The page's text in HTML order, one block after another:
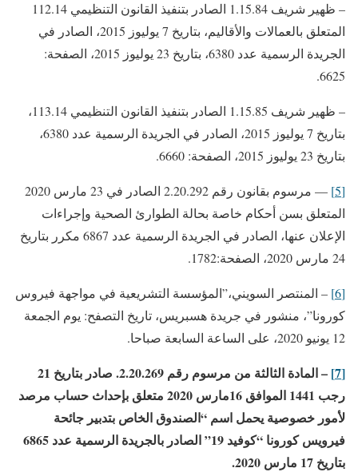
– ظهير شريف 1.15.84 الصادر بتنفيذ القانون التنظيمي 112.14
المتعلق بالعمالات والأقاليم، بتاريخ 7 يوليوز 2015، الصادر في
الجريدة الرسمية عدد 6380، بتاريخ 23 يوليوز 2015، الصفحة:
6625.
– ظهير شريف 1.15.85 الصادر بتنفيذ القانون التنظيمي 113.14،
بتاريخ 7 يوليوز 2015، الصادر في الجريدة الرسمية عدد 6380،
بتاريخ 23 يوليوز 2015، الصفحة: 6660.
[5]
— مرسوم بقانون رقم 2.20.292 الصادر في 23 مارس 2020
المتعلق بسن أحكام خاصة بحالة الطوارئ الصحية وإجراءات
الإعلان عنها، الصادر في الجريدة الرسمية عدد 6867 مكرر بتاريخ
24 مارس 2020، الصفحة:1782.
[6]
– المنتصر السويني،”المؤسسة التشريعية في مواجهة فيروس
كورونا”، منشور في جريدة هسبريس، تاريخ التصفح: يوم الجمعة
12 يونيو 2020، على الساعة السابعة صباحا.
[7]
– المادة الثالثة من مرسوم رقم 2.20.269. صادر بتاريخ 21
رجب 1441 الموافق 16مارس 2020 متعلق بإحداث حساب مرصد
لأمور خصوصية يحمل اسم “الصندوق الخاص بتدبير جائحة
فيرويس كورونا “كوفيد 19” الصادر بالجريدة الرسمية عدد 6865
بتاريخ 17 مارس 2020
.